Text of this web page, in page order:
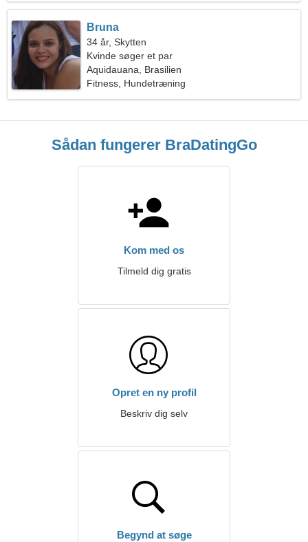
Bruna
34 år, Skytten
Kvinde søger et par
Aquidauana, Brasilien
Fitness, Hundetræning
Sådan fungerer BraDatingGo
Kom med os
Tilmeld dig gratis
Opret en ny profil
Beskriv dig selv
Begynd at søge